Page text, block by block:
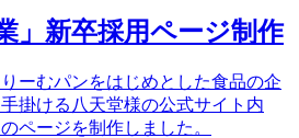
」新卒採用ページ制作
ーむパンをはじめとした食品の企
掛ける八天堂様の公式サイト内
ページを制作しました。